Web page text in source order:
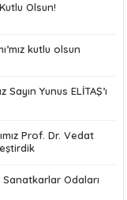
Olsun!
kutlu olsun
Yunus ELİTAŞ’ı
Prof. Dr. Vedat
Sanatkarlar Odaları